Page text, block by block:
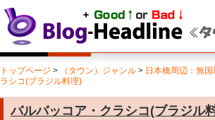
トップページ > （タウン）ジャンル > 日本橋周辺：無
ラシコ(ブラジル料理)
バルバッコア・クラシコ(ブラジル